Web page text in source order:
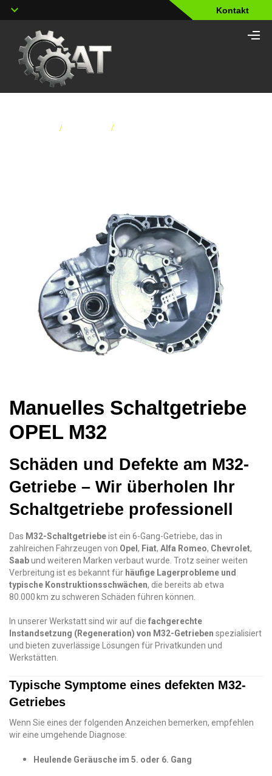
Kontakt
/ /
Manuelles Schaltgetriebe
OPEL M32
Schäden und Defekte am M32-
Getriebe – Wir überholen Ihr
Schaltgetriebe professionell
Das M32-Schaltgetriebeist ein 6-Gang-Getriebe, das in
zahlreichen Fahrzeugen von Opel , Fiat, Alfa Romeo, Chevrolet,
Saabund weiteren Marken verbaut wurde. Trotz seiner weiten
Verbreitung ist es bekannt für häufige Lagerprobleme und
typische Konstruktionsschwächen, die bereits ab etwa
80.000 km zu schweren Schäden führen können.
In unserer Werkstatt sind wir auf die fachgerechte
Instandsetzung (Regeneration) von M32-Getrieben spezialisiert
und bieten zuverlässige Lösungen für Privatkunden und
Werkstätten.
Typische Symptome eines defekten M32-
Getriebes
Wenn Sie eines der folgenden Anzeichen bemerken, empfehlen
wir eine umgehende Diagnose:
Heulende Geräusche im 5. oder 6. Gang